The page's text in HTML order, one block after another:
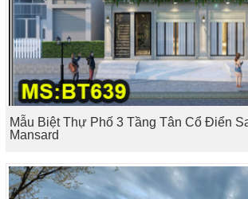
Mẫu Biệt Thự Phố 3 Tầng Tân Cổ Điển
Mansard